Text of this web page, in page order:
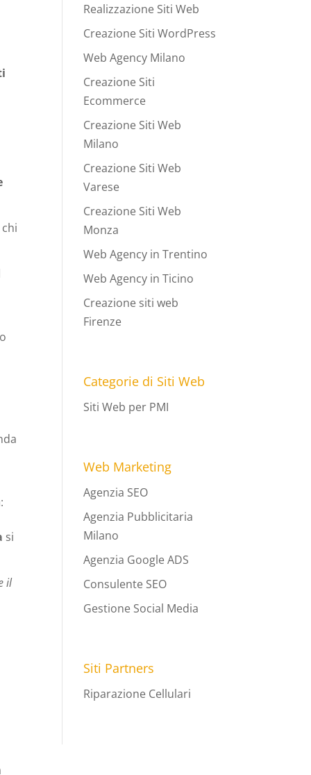
si
il
Realizzazione Siti Web
Creazione Siti WordPress
Web Agency Milano
Creazione Siti
Ecommerce
Creazione Siti Web
Milano
Creazione Siti Web
Varese
Creazione Siti Web
Monza
Web Agency in Trentino
Web Agency in Ticino
Creazione siti web
Firenze
Categorie di Siti Web
Siti Web per PMI
Web Marketing
Agenzia SEO
Agenzia Pubblicitaria
Milano
Agenzia Google ADS
Consulente SEO
Gestione Social Media
Siti Partners
Riparazione Cellulari